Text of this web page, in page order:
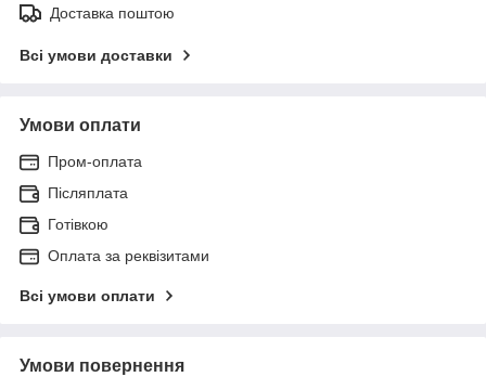
Доставка поштою
Всі умови доставки
Умови оплати
Пром-оплата
Післяплата
Готівкою
Оплата за реквізитами
Всі умови оплати
Умови повернення